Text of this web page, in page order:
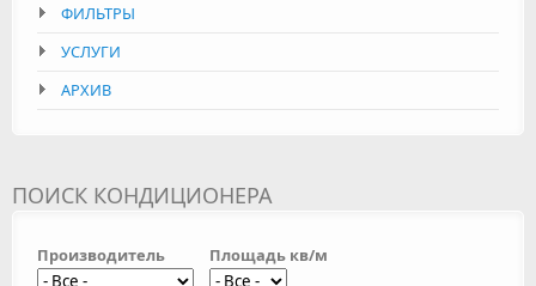
ФИЛЬТРЫ
УСЛУГИ
АРХИВ
ПОИСК КОНДИЦИОНЕРА
Производитель Площадь кв/м